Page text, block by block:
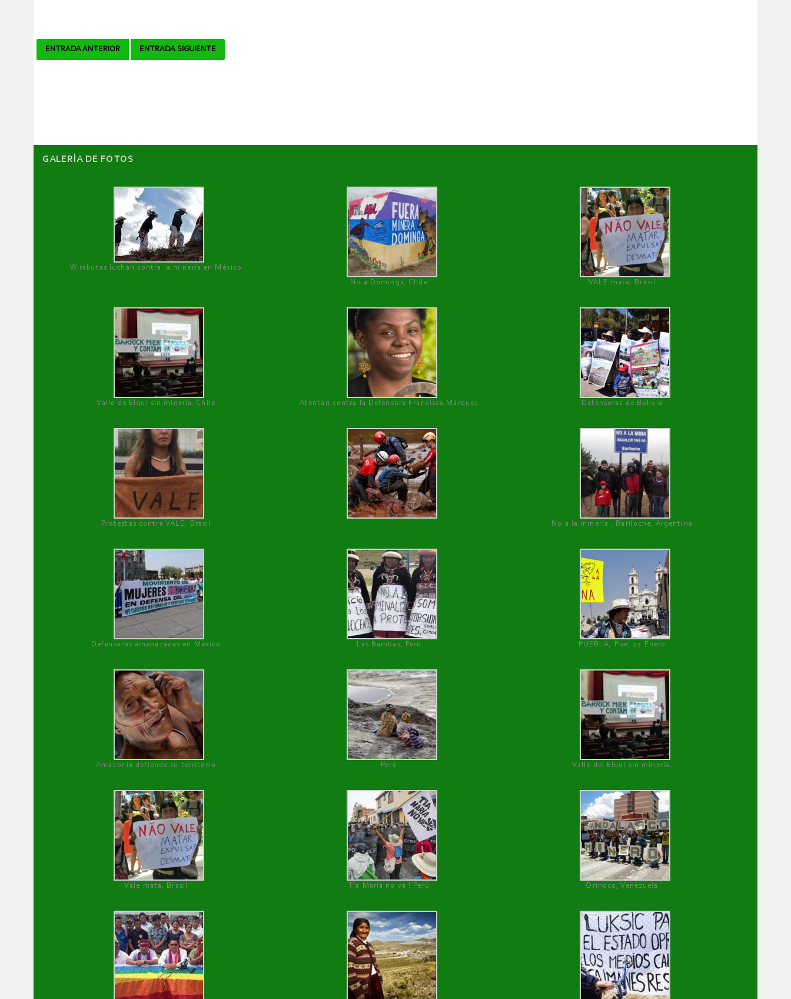
Navegador
ENTRADA ANTERIOR ENTRADA SIGUIENTE
GALERÌA DE FOTOS
Wirakutas luchan contra la minería en México
No a Dominga, Chile
VALE mata, Brasil
Valle de Elqui sin minería. Chile Atentan contra la Defensora Francisca Márquez Defensoras de Bolivia
Protestas contra VALE, Brasil No a la minería , Bariloche, Argentina
Defensoras amenazadas en México Las Bambas, Perú PUEBLA, Pue, 27 Enero
Amazonía defiende su territorio Perú Valle del Elqui sin minería.
Vale mata, Brasil Tía María no va ! Perú Orinoco, Venezuela